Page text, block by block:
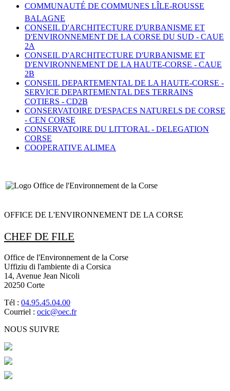
COMMUNAUTÉ DE COMMUNES LÎLE-ROUSSE
BALAGNE
CONSEIL D'ARCHITECTURE D'URBANISME ET
D'ENVIRONNEMENT DE LA CORSE DU SUD - CAUE
2A
CONSEIL D'ARCHITECTURE D'URBANISME ET
D'ENVIRONNEMENT DE LA HAUTE-CORSE - CAUE
2B
CONSEIL DEPARTEMENTAL DE LA HAUTE-CORSE -
SERVICE DEPARTEMENTAL DES TERRAINS
COTIERS - CD2B
CONSERVATOIRE D'ESPACES NATURELS DE CORSE
- CEN CORSE
CONSERVATOIRE DU LITTORAL - DELEGATION
CORSE
COOPERATIVE ALIMEA
OFFICE DE L'ENVIRONNEMENT DE LA CORSE
CHEF DE FILE
Office de l'Environnement de la Corse
Uffiziu di l'ambiente di a Corsica
14, Avenue Jean Nicoli
20250 Corte
Tél : 04.95.45.04.00
Courriel : ocic@oec.fr
NOUS SUIVRE